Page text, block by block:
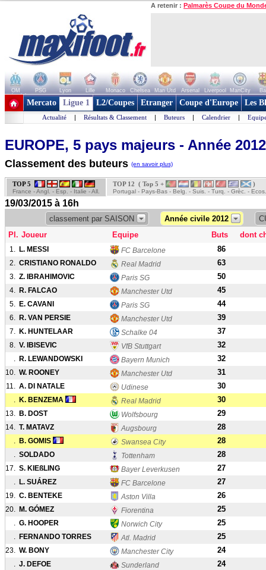
A retenir : Palmarès Coupe du
OM PSG Lyon Lille Monaco Chelsea Man Utd Arsenal Liverpool ManCity
+ de clubs
Mercato Ligue 1 L2/Coupes Etranger Coupe d'Europe Les
Actualité | Résultats & Classement | Buteurs | Calendrier |
EUROPE, 5 pays majeurs - Année 2012
Classement des buteurs (en savoir plus)
TOP 5
France - Angl. - Esp. - Italie - All.
TOP 12 ( Top 5 + )
Portugal - Pays-Bas - Belg. - Suis. - Turq. - Grèc. - Ecos.
19/03/2015 à 16h
classement par SAISON Année civile 2012
Pl. Joueur Equipe Buts dont
1. L. MESSI FC Barcelone 86
2. CRISTIANO RONALDO Real Madrid 63
3. Z. IBRAHIMOVIC Paris SG 50
4. R. FALCAO Manchester Utd 45
5. E. CAVANI Paris SG 44
6. R. VAN PERSIE Manchester Utd 39
7. K. HUNTELAAR Schalke 04 37
8. V. IBISEVIC VfB Stuttgart 32
. R. LEWANDOWSKI Bayern Munich 32
10. W. ROONEY Manchester Utd 31
11. A. DI NATALE Udinese 30
. K. BENZEMA Real Madrid 30
13. B. DOST Wolfsbourg 29
14. T. MATAVZ Augsbourg 28
. B. GOMIS Swansea City 28
. SOLDADO Tottenham 28
17. S. KIEßLING Bayer Leverkusen 27
. L. SUÁREZ FC Barcelone 27
19. C. BENTEKE Aston Villa 26
20. M. GÓMEZ Fiorentina 25
. G. HOOPER Norwich City 25
. FERNANDO TORRES Atl. Madrid 25
23. W. BONY Manchester City 24
. J. DEFOE Sunderland 24